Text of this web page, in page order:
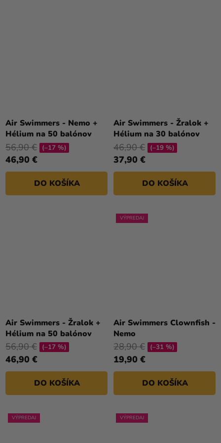
Air Swimmers - Nemo +
Hélium na 50 balónov
46,90 €
56,90 € (–17 %)
DO KOŠÍKA
Air Swimmers - Žralok +
Hélium na 30 balónov
37,90 €
46,90 € (–19 %)
DO KOŠÍKA
Air Swimmers - Žralok +
Hélium na 50 balónov
46,90 €
56,90 € (–17 %)
DO KOŠÍKA
VÝPREDAJ
Air Swimmers Clownfish -
Nemo
hodnotenie
produktu
je
4,8
5
hviezdičiek.
19,90 €
28,90 € (–31 %)
DO KOŠÍKA
VÝPREDAJ VÝPREDAJ